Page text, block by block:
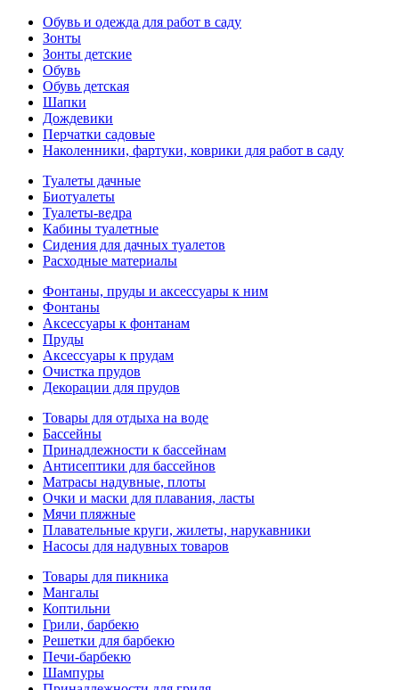
Обувь и одежда для работ в саду
Зонты
Зонты детские
Обувь
Обувь детская
Шапки
Дождевики
Перчатки садовые
Наколенники, фартуки, коврики для работ в саду
Туалеты дачные
Биотуалеты
Туалеты-ведра
Кабины туалетные
Сидения для дачных туалетов
Расходные материалы
Фонтаны, пруды и аксессуары к ним
Фонтаны
Аксессуары к фонтанам
Пруды
Аксессуары к прудам
Очистка прудов
Декорации для прудов
Товары для отдыха на воде
Бассейны
Принадлежности к бассейнам
Антисептики для бассейнов
Матраcы надувные, плоты
Очки и маски для плавания, ласты
Мячи пляжные
Плавательные круги, жилеты, нарукавники
Насосы для надувных товаров
Товары для пикника
Мангалы
Коптильни
Грили, барбекю
Решетки для барбекю
Печи-барбекю
Шампуры